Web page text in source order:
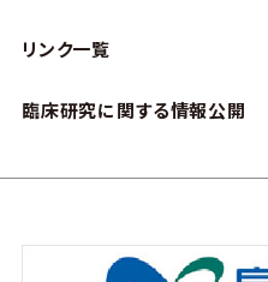
リンク一覧
臨床研究に関する情報公開